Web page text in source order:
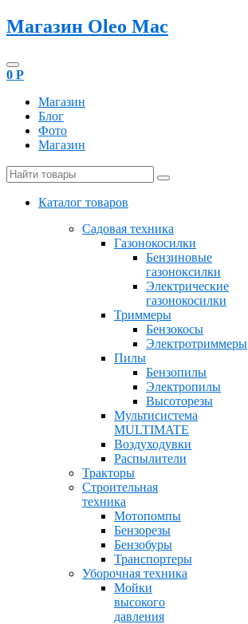
Магазин Oleo Mac
0 Р
Магазин
Блог
Фото
Магазин
Каталог товаров
Садовая техника
Газонокосилки
Бензиновые
газоноксилки
Электрические
газонокосилки
Триммеры
Бензокосы
Электротриммеры
Пилы
Бензопилы
Электропилы
Высоторезы
Мультисистема
MULTIMATE
Воздуходувки
Распылители
Тракторы
Строительная
техника
Мотопомпы
Бензорезы
Бензобуры
Транспортеры
Уборочная техника
Мойки
высокого
давления